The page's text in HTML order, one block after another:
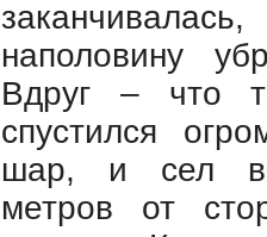
наполовину
Вдруг – что
спустился
шар, и сел в
метров от